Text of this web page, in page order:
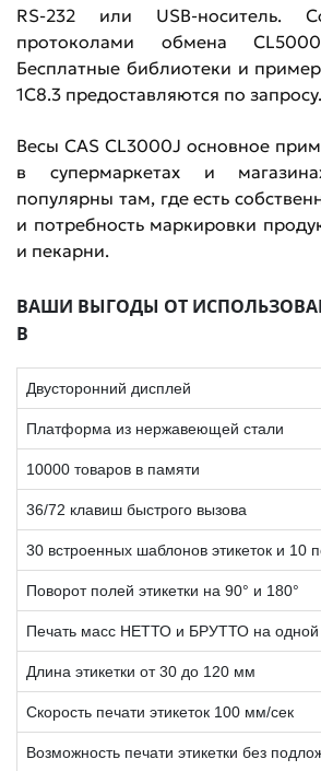
RS-232 или USB-носитель.
протоколами обмена
Бесплатные библиотеки и
1С8.3 предоставляются по запросу.
Весы CAS CL3000J основное
в супермаркетах и
популярны там, где есть
и потребность маркировки
и пекарни.
ВАШИ ВЫГОДЫ ОТ
B
Двусторонний дисплей
Платформа из нержавеющей стали
10000 товаров в памяти
36/72 клавиш быстрого вызова
30 встроенных шаблонов этикеток и 10
Поворот полей этикетки на 90° и 180°
Печать масс НЕТТО и БРУТТО на одной
Длина этикетки от 30 до 120 мм
Скорость печати этикеток 100 мм/сек
Возможность печати этикетки без